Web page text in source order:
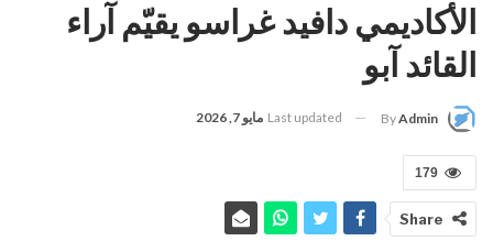
الأكاديمي دافيد غراسو يقيّم آراء
القائد آبو
ByAdmin
Last updated مايو 7, 2026
179
Share